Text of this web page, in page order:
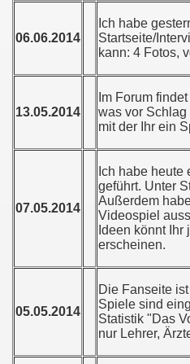
06.06.2014
Ich habe
Startseite/
kann: 4 Fotos,
13.05.2014
Im Forum
was vor
mit der Ihr ein
07.05.2014
Ich habe
geführt. Unter
Außerdem
Videospiel
Ideen könnt
erscheinen.
05.05.2014
Die Fanseite
Spiele sind
Statistik "Das
nur Lehrer,